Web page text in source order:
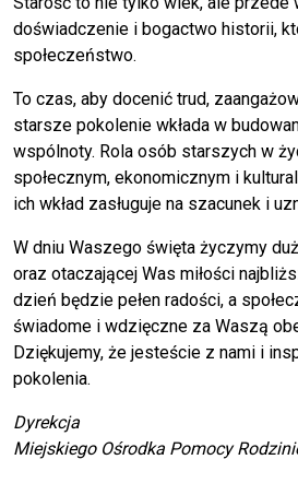
doświadczenie i bogactwo historii,
społeczeństwo.
To czas, aby docenić trud,
starsze pokolenie wkłada w
wspólnoty. Rola osób starszych w
społecznym, ekonomicznym i
ich wkład zasługuje na szacunek i
W dniu Waszego święta życzymy
oraz otaczającej Was miłości
dzień będzie pełen radości, a
świadome i wdzięczne za Waszą
Dziękujemy, że jesteście z nami i
pokolenia.
Dyrekcja
Miejskiego Ośrodka Pomocy